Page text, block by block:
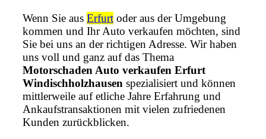
Wenn Sie aus Erfurt oder aus der Umgebung
kommen und Ihr Auto verkaufen möchten, sind
Sie bei uns an der richtigen Adresse. Wir haben
uns voll und ganz auf das Thema
Motorschaden Auto verkaufen Erfurt
Windischholzhausen spezialisiert und können
mittlerweile auf etliche Jahre Erfahrung und
Ankaufstransaktionen mit vielen zufriedenen
Kunden zurückblicken.